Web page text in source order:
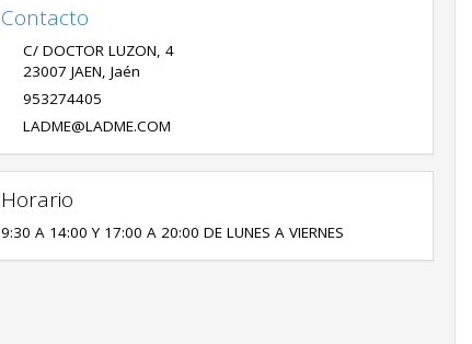
Contacto
C/ DOCTOR LUZON, 4
23007 JAEN, Jaén
953274405
LADME@LADME.COM
Horario
9:30 A 14:00 Y 17:00 A 20:00 DE LUNES A VIERNES